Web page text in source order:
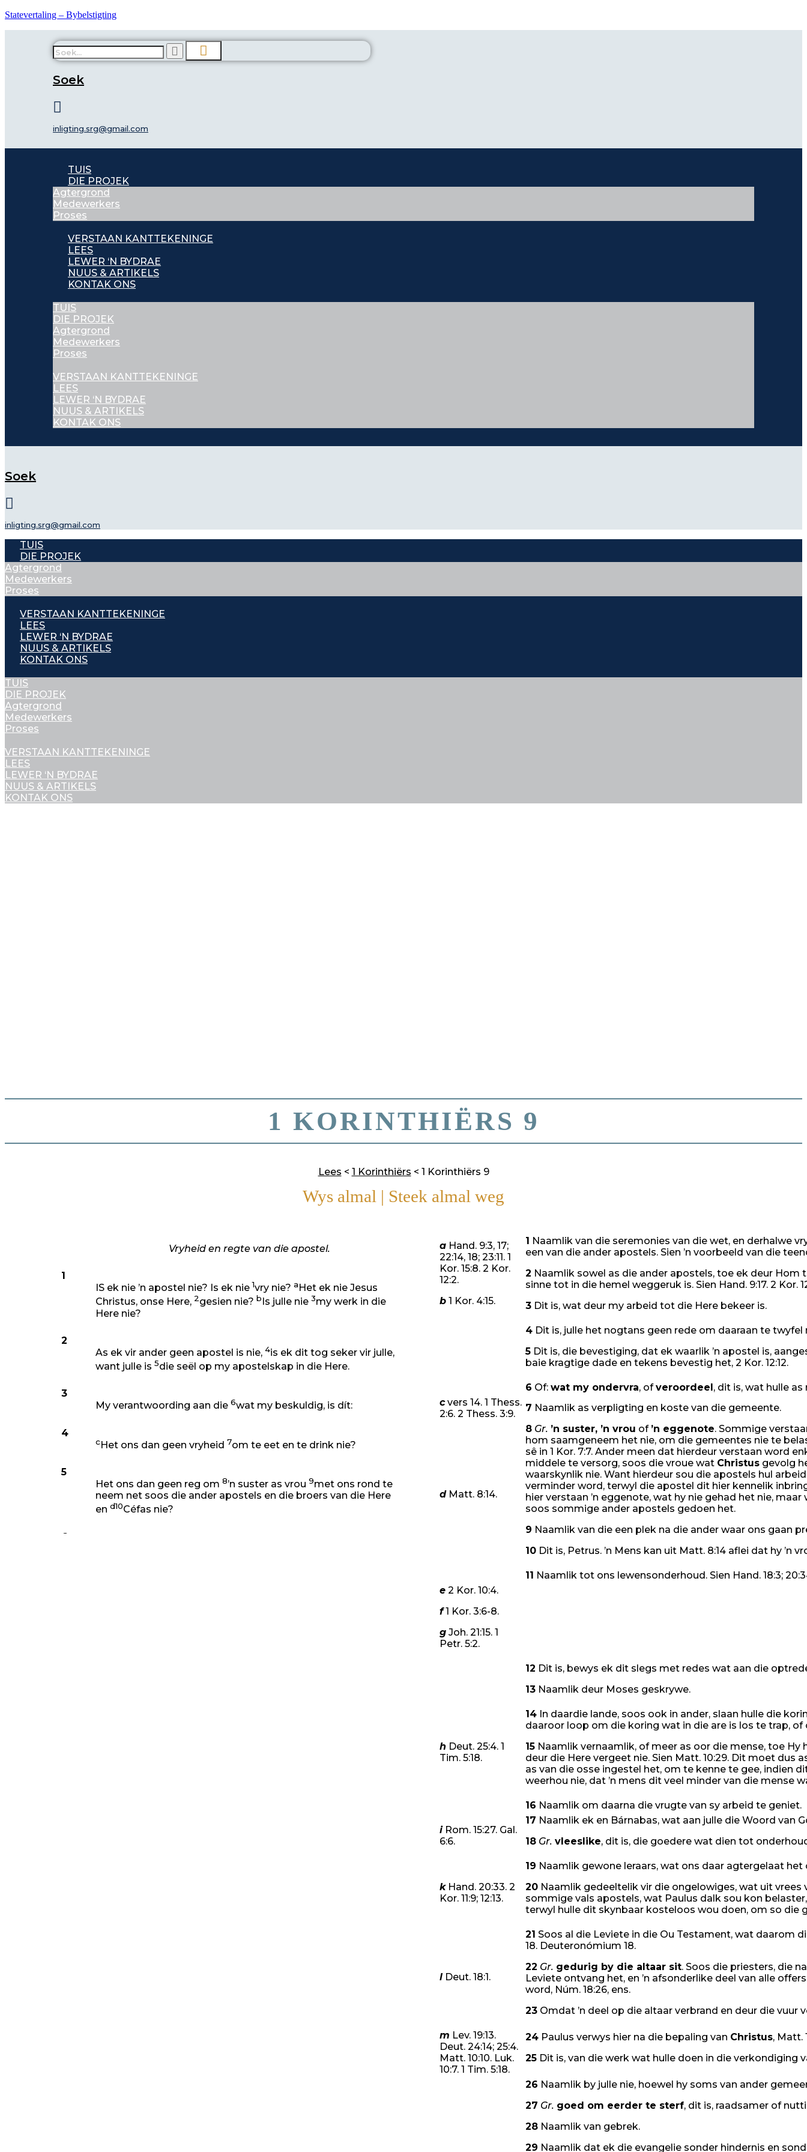
Statevertaling – Bybelstigting
Soek
inligting.srg@gmail.com
TUIS
DIE PROJEK
Agtergrond
Medewerkers
Proses
VERSTAAN KANTTEKENINGE
LEES
LEWER ‘N BYDRAE
NUUS & ARTIKELS
KONTAK ONS
TUIS
DIE PROJEK
Agtergrond
Medewerkers
Proses
VERSTAAN KANTTEKENINGE
LEES
LEWER ‘N BYDRAE
NUUS & ARTIKELS
KONTAK ONS
Soek
inligting.srg@gmail.com
TUIS
DIE PROJEK
Agtergrond
Medewerkers
Proses
VERSTAAN KANTTEKENINGE
LEES
LEWER ‘N BYDRAE
NUUS & ARTIKELS
KONTAK ONS
TUIS
DIE PROJEK
Agtergrond
Medewerkers
Proses
VERSTAAN KANTTEKENINGE
LEES
LEWER ‘N BYDRAE
NUUS & ARTIKELS
KONTAK ONS
1 KORINTHIËRS 9
Lees < 1 Korinthiërs < 1 Korinthiërs 9
Wys almal | Steek almal weg
Vryheid en regte van die apostel.
1
IS ek nie ’n apostel nie? Is ek nie 1vry nie? a Het ek nie Jesus
Christus, onse Here, 2gesien nie? b Is julle nie 3my werk in die
Here nie?
2
As ek vir ander geen apostel is nie, 4is ek dit tog seker vir julle,
want julle is 5die seël op my apostelskap in die Here.
3
My verantwoording aan die 6wat my beskuldig, is dít:
4
cHet ons dan geen vryheid 7om te eet en te drink nie?
5
Het ons dan geen reg om 8’n suster as vrou 9met ons rond te
neem net soos die ander apostels en die broers van die Here
en d10Céfas nie?
6
a Hand. 9:3, 17;
22:14, 18; 23:11. 1
Kor. 15:8. 2 Kor.
12:2.
b 1 Kor. 4:15.
1 Naamlik van die seremonies van die wet, en derhalwe
een van die ander apostels. Sien ’n voorbeeld van die
2 Naamlik sowel as die ander apostels, toe ek deur Hom
sinne tot in die hemel weggeruk is. Sien Hand. 9:17. 2 Kor.
3 Dit is, wat deur my arbeid tot die Here bekeer is.
4 Dit is, julle het nogtans geen rede om daaraan te twyfel
5 Dit is, die bevestiging, dat ek waarlik ’n apostel is,
baie kragtige dade en tekens bevestig het, 2 Kor. 12:12.
6 Of: wat my ondervra, ofveroordeel, dit is, wat hulle
cvers 14. 1 Thess.
2:6. 2 Thess. 3:9.
7 Naamlik as verpligting en koste van die gemeente.
dMatt. 8:14.
8 Gr. ’n suster, ’n vrou of ’n eggenote. Sommige
hom saamgeneem het nie, om die gemeentes nie te
sê in 1 Kor. 7:7. Ander meen dat hierdeur verstaan word
middele te versorg, soos die vroue wat Christus gevolg
waarskynlik nie. Want hierdeur sou die apostels hul
verminder word, terwyl die apostel dit hier kennelik
hier verstaan ’n eggenote, wat hy nie gehad het nie,
soos sommige ander apostels gedoen het.
9 Naamlik van die een plek na die ander waar ons gaan
10 Dit is, Petrus. ’n Mens kan uit Matt. 8:14 aflei dat hy ’n
11 Naamlik tot ons lewensonderhoud. Sien Hand. 18:3;
e 2 Kor. 10:4.
f1 Kor. 3:6-8.
g Joh. 21:15. 1
Petr. 5:2.
12 Dit is, bewys ek dit slegs met redes wat aan die
13 Naamlik deur Moses geskrywe.
h Deut. 25:4. 1
Tim. 5:18.
14 In daardie lande, soos ook in ander, slaan hulle die
daaroor loop om die koring wat in die are is los te trap, of
15 Naamlik vernaamlik, of meer as oor die mense, toe
deur die Here vergeet nie. Sien Matt. 10:29. Dit moet
as van die osse ingestel het, om te kenne te gee, indien
weerhou nie, dat ’n mens dit veel minder van die mense
16 Naamlik om daarna die vrugte van sy arbeid te geniet.
iRom. 15:27. Gal.
6:6.
17 Naamlik ek en Bárnabas, wat aan julle die Woord van
18 Gr. vleeslike, dit is, die goedere wat dien tot
kHand. 20:33. 2
Kor. 11:9; 12:13.
19 Naamlik gewone leraars, wat ons daar agtergelaat
20 Naamlik gedeeltelik vir die ongelowiges, wat uit
sommige vals apostels, wat Paulus dalk sou kon
terwyl hulle dit skynbaar kosteloos wou doen, om so die
l Deut. 18:1.
21 Soos al die Leviete in die Ou Testament, wat daarom
18. Deuteronómium 18.
22 Gr. gedurig by die altaar sit. Soos die priesters, die
Leviete ontvang het, en ’n afsonderlike deel van alle
word, Núm. 18:26, ens.
23 Omdat ’n deel op die altaar verbrand en deur die vuur
m Lev. 19:13.
Deut. 24:14; 25:4.
Matt. 10:10. Luk.
10:7. 1 Tim. 5:18.
24 Paulus verwys hier na die bepaling van Christus, Matt.
25 Dit is, van die werk wat hulle doen in die verkondiging
26 Naamlik by julle nie, hoewel hy soms van ander
27 Gr. goed om eerder te sterf, dit is, raadsamer of
28 Naamlik van gebrek.
29 Naamlik dat ek die evangelie sonder hindernis en